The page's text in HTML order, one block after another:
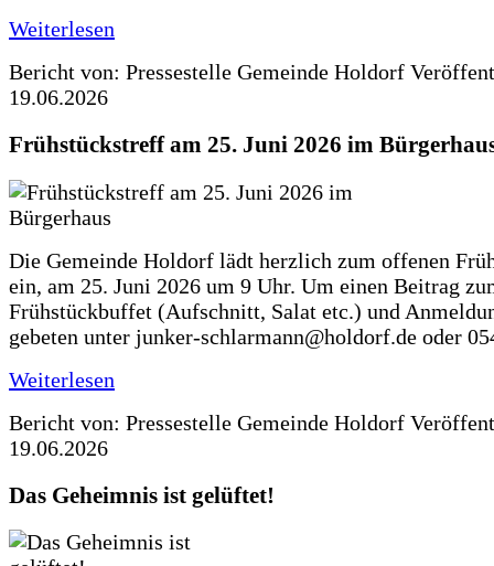
Weiterlesen
Bericht von: Pressestelle Gemeinde Holdorf
19.06.2026
Frühstückstreff am 25. Juni 2026 im
Die Gemeinde Holdorf lädt herzlich zum offenen
ein, am 25. Juni 2026 um 9 Uhr. Um einen Beitrag
Frühstückbuffet (Aufschnitt, Salat etc.) und
gebeten unter junker-schlarmann@holdorf.de oder
Weiterlesen
Bericht von: Pressestelle Gemeinde Holdorf
19.06.2026
Das Geheimnis ist gelüftet!